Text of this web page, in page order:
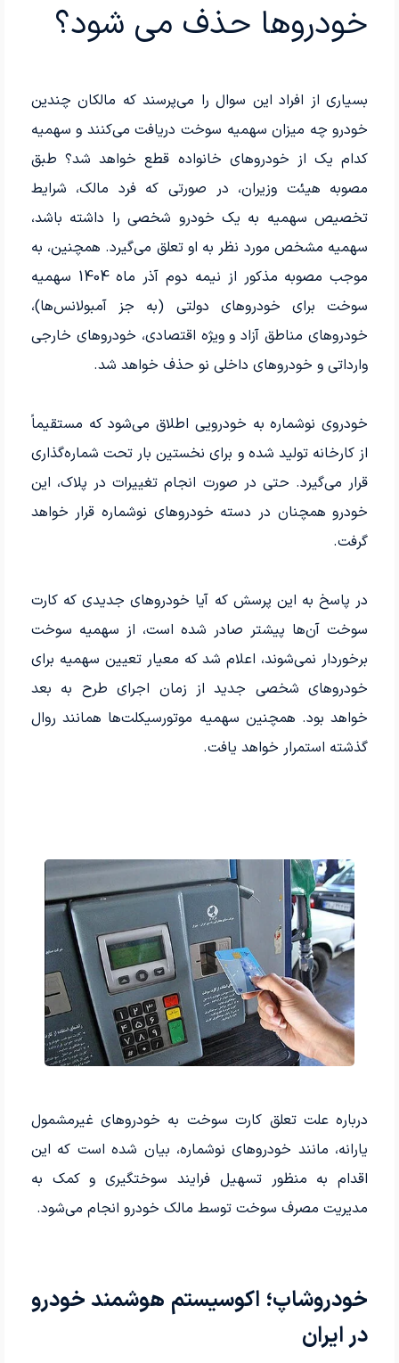
خودروها حذف می شود؟
بسیاری از افراد این سوال را می‌پرسند که مالکان چندین
خودرو چه میزان سهمیه سوخت دریافت می‌کنند و سهمیه
کدام یک از خودروهای خانواده قطع خواهد شد؟ طبق
مصوبه هیئت وزیران، در صورتی که فرد مالک، شرایط
تخصیص سهمیه به یک خودرو شخصی را داشته باشد،
سهمیه مشخص مورد نظر به او تعلق می‌گیرد. همچنین، به
موجب مصوبه مذکور از نیمه دوم آذر ماه 1404 سهمیه
سوخت برای خودروهای دولتی (به جز آمبولانس‌ها)،
خودروهای مناطق آزاد و ویژه اقتصادی، خودروهای خارجی
وارداتی و خودروهای داخلی نو حذف خواهد شد.
خودروی نوشماره به خودرویی اطلاق می‌شود که مستقیماً
از کارخانه تولید شده و برای نخستین بار تحت شماره‌گذاری
قرار می‌گیرد. حتی در صورت انجام تغییرات در پلاک، این
خودرو همچنان در دسته خودروهای نوشماره قرار خواهد
گرفت.
در پاسخ به این پرسش که آیا خودروهای جدیدی که کارت
سوخت آن‌ها پیشتر صادر شده است، از سهمیه سوخت
برخوردار نمی‌شوند، اعلام شد که معیار تعیین سهمیه برای
خودروهای شخصی جدید از زمان اجرای طرح به بعد
خواهد بود. همچنین سهمیه موتورسیکلت‌ها همانند روال
گذشته استمرار خواهد یافت.
درباره علت تعلق کارت سوخت به خودروهای غیرمشمول
یارانه، مانند خودروهای نوشماره، بیان شده است که این
اقدام به منظور تسهیل فرایند سوختگیری و کمک به
مدیریت مصرف سوخت توسط مالک خودرو انجام می‌شود.
خودروشاپ؛ اکوسیستم هوشمند خودرو
در ایران